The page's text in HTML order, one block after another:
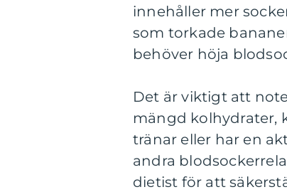
innehåller mer
som torkade
behöver höja
Det är viktigt att
mängd kolhydrater,
tränar eller har en
andra
dietist för att